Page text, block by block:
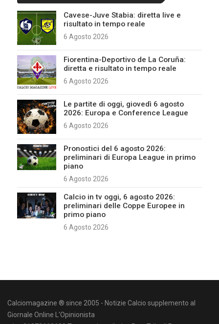
Cavese-Juve Stabia: diretta live e
risultato in tempo reale
6 Agosto 2026
Fiorentina-Deportivo de La Coruña:
diretta e risultato in tempo reale
6 Agosto 2026
Le partite di oggi, giovedì 6 agosto
2026: Europa e Conference League
6 Agosto 2026
Pronostici del 6 agosto 2026:
preliminari di Europa League in primo
piano
6 Agosto 2026
Calcio in tv oggi, 6 agosto 2026:
preliminari delle Coppe Europee in
primo piano
6 Agosto 2026
Calciomagazine ® since 2005 - Notizie Calcio supplemento al
Giornale Online L'Opinionista